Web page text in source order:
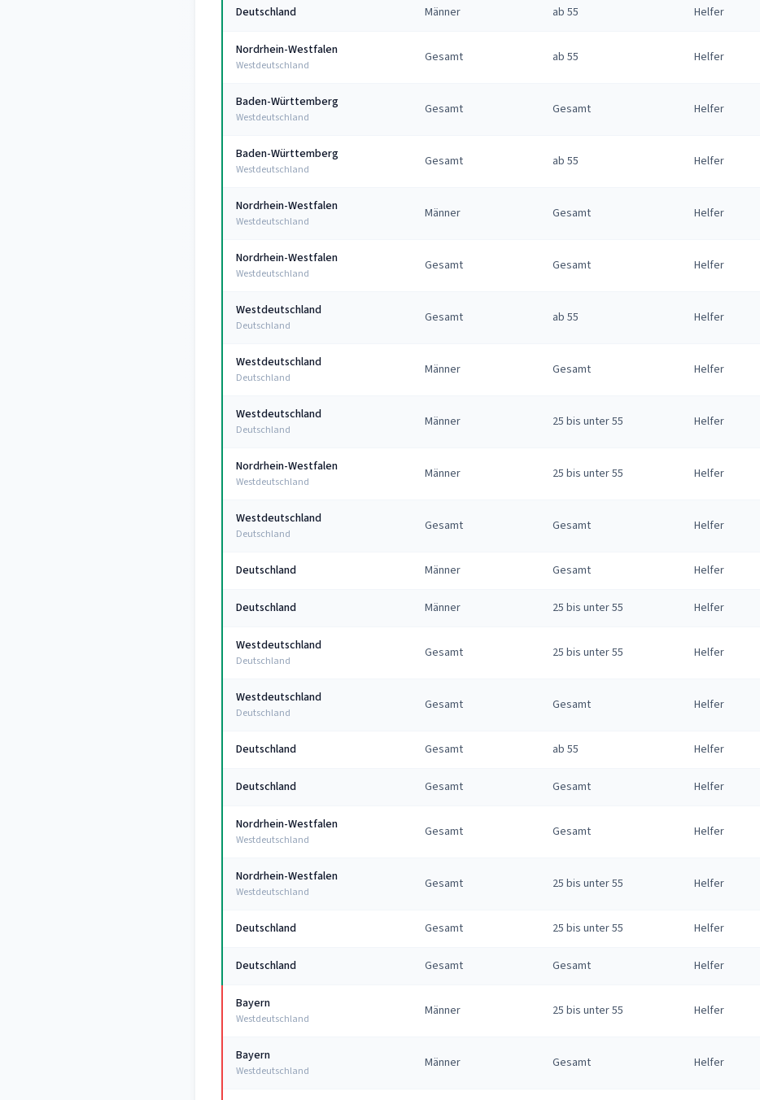
Deutschland Männer ab 55 Helfer
Nordrhein-Westfalen
Westdeutschland
Gesamt ab 55 Helfer
Baden-Württemberg
Westdeutschland
Gesamt Gesamt Helfer
Baden-Württemberg
Westdeutschland
Gesamt ab 55 Helfer
Nordrhein-Westfalen
Westdeutschland
Männer Gesamt Helfer
Nordrhein-Westfalen
Westdeutschland
Gesamt Gesamt Helfer
Westdeutschland
Deutschland
Gesamt ab 55 Helfer
Westdeutschland
Deutschland
Männer Gesamt Helfer
Westdeutschland
Deutschland
Männer 25 bis unter 55 Helfer
Nordrhein-Westfalen
Westdeutschland
Männer 25 bis unter 55 Helfer
Westdeutschland
Deutschland
Gesamt Gesamt Helfer
Deutschland Männer Gesamt Helfer
Deutschland Männer 25 bis unter 55 Helfer
Westdeutschland
Deutschland
Gesamt 25 bis unter 55 Helfer
Westdeutschland
Deutschland
Gesamt Gesamt Helfer
Deutschland Gesamt ab 55 Helfer
Deutschland Gesamt Gesamt Helfer
Nordrhein-Westfalen
Westdeutschland
Gesamt Gesamt Helfer
Nordrhein-Westfalen
Westdeutschland
Gesamt 25 bis unter 55 Helfer
Deutschland Gesamt 25 bis unter 55 Helfer
Deutschland Gesamt Gesamt Helfer
Bayern
Westdeutschland
Männer 25 bis unter 55 Helfer
Bayern
Westdeutschland
Männer Gesamt Helfer